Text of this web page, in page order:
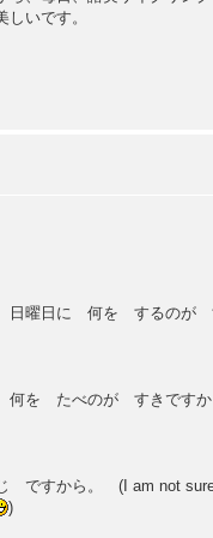
いです。
曜日に 何を するのが
何を たべのが すきです
すから。 (I am not sure
)